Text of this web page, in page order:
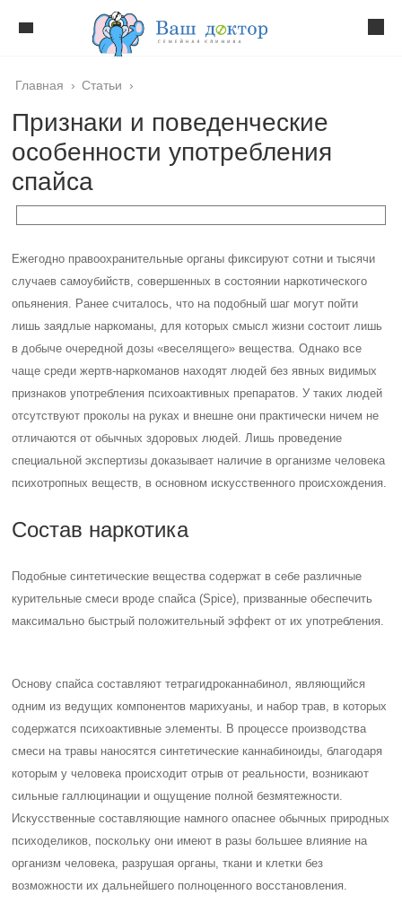
Главная › Статьи ›
Признаки и поведенческие
особенности употребления
спайса
Ежегодно правоохранительные органы фиксируют сотни и тысячи
случаев самоубийств, совершенных в состоянии наркотического
опьянения. Ранее считалось, что на подобный шаг могут пойти
лишь заядлые наркоманы, для которых смысл жизни состоит лишь
в добыче очередной дозы «веселящего» вещества. Однако все
чаще среди жертв-наркоманов находят людей без явных видимых
признаков употребления психоактивных препаратов. У таких людей
отсутствуют проколы на руках и внешне они практически ничем не
отличаются от обычных здоровых людей. Лишь проведение
специальной экспертизы доказывает наличие в организме человека
психотропных веществ, в основном искусственного происхождения.
Состав наркотика
Подобные синтетические вещества содержат в себе различные
курительные смеси вроде спайса (Spice), призванные обеспечить
максимально быстрый положительный эффект от их употребления.
Основу спайса составляют тетрагидроканнабинол, являющийся
одним из ведущих компонентов марихуаны, и набор трав, в которых
содержатся психоактивные элементы. В процессе производства
смеси на травы наносятся синтетические каннабиноиды, благодаря
которым у человека происходит отрыв от реальности, возникают
сильные галлюцинации и ощущение полной безмятежности.
Искусственные составляющие намного опаснее обычных природных
психоделиков, поскольку они имеют в разы большее влияние на
организм человека, разрушая органы, ткани и клетки без
возможности их дальнейшего полноценного восстановления.